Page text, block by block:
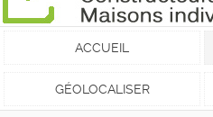
ACCUEIL
GÉOLOCALISER